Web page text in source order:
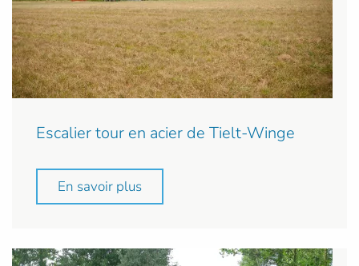
Escalier tour en acier de Tielt-Winge
En savoir plus